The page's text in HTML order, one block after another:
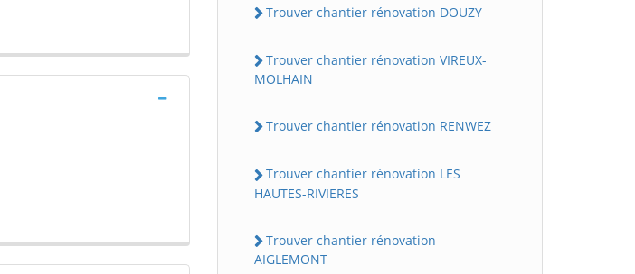
Trouver chantier rénovation DOUZY
Trouver chantier rénovation VIREUX-
MOLHAIN
Trouver chantier rénovation RENWEZ
Trouver chantier rénovation LES
HAUTES-RIVIERES
Trouver chantier rénovation
AIGLEMONT